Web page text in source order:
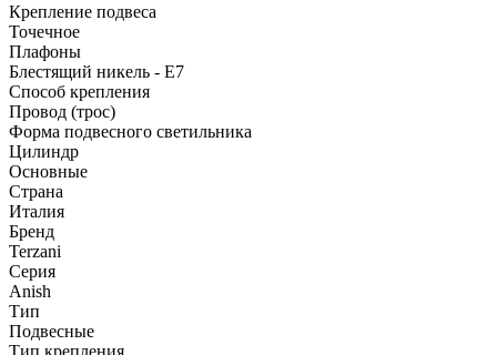
Крепление подвеса
Точечное
Плафоны
Блестящий никель - E7
Способ крепления
Провод (трос)
Форма подвесного светильника
Цилиндр
Основные
Страна
Италия
Бренд
Terzani
Серия
Anish
Тип
Подвесные
Тип крепления